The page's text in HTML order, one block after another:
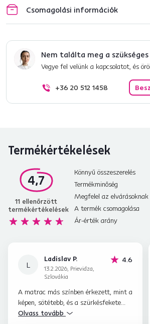
Csomagolási információk
Nem találta meg a
Vegye fel velünk a kapcsolatot, és
+36 20 512 1458
Termékértékelések
4,7
11 ellenőrzött
termékértékelések
Könnyű összeszerelés
Termékminőség
Megfelel az elvárásoknak
A termék csomagolása
Ár-érték arány
L
Ladislav P.
13.2.2026, Prievidza,
Szlovákia
4.6
A matrac más színben érkezett, mint a
képen, sötétebb, és a szürkésfekete
szín bézs elemekkel dominál. Majdnem
Olvass tovább